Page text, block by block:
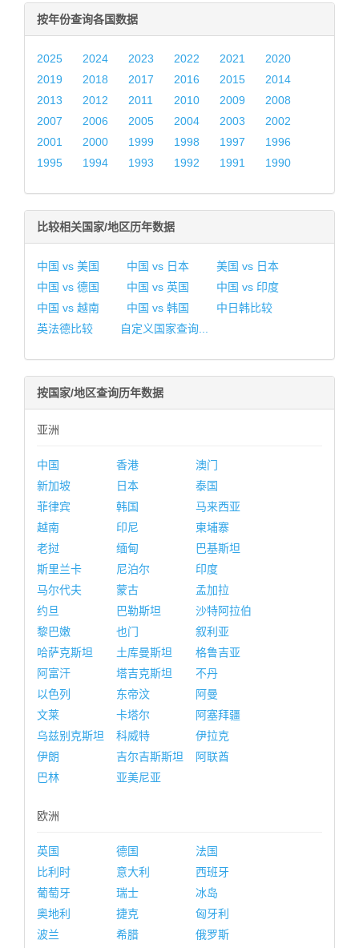
按年份查询各国数据
2025 2024 2023 2022 2021
2020
2019
2018 2017 2016 2015
2014
2013
2012 2011 2010 2009
2008
2007
2006 2005 2004 2003
2002
2001
2000 1999 1998 1997
1996
1995
1994 1993 1992 1991 1990
比较相关国家/地区历年数据
中国 vs 美国 中国 vs 日本
美国 vs 日本
中国 vs 德国
中国 vs 英国
中国 vs 印度
中国 vs 越南
中国 vs 韩国
中日韩比较
英法德比较
自定义国家查询...
按国家/地区查询历年数据
亚洲
中国 香港
澳门
新加坡
日本
泰国
菲律宾
韩国
马来西亚
越南
印尼
柬埔寨
老挝
缅甸
巴基斯坦
斯里兰卡
尼泊尔
印度
马尔代夫
蒙古
孟加拉
约旦
巴勒斯坦
沙特阿拉伯
黎巴嫩
也门
叙利亚
哈萨克斯坦
土库曼斯坦
格鲁吉亚
阿富汗
塔吉克斯坦
不丹
以色列
东帝汶
阿曼
文莱
卡塔尔
阿塞拜疆
乌兹别克斯坦
科威特
伊拉克
伊朗
吉尔吉斯斯坦
阿联酋
巴林
亚美尼亚
欧洲
英国 德国
法国
比利时
意大利
西班牙
葡萄牙
瑞士
冰岛
奥地利
捷克
匈牙利
波兰
希腊
俄罗斯